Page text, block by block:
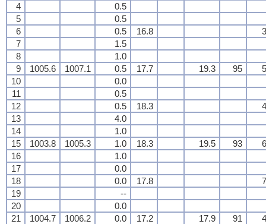
4
0.5
5
0.5
6
0.5 16.8
7
1.5
8
1.0
9
1005.6 1007.1 0.5 17.7 19.3 95
10
0.0
11
0.5
12
0.5 18.3
13
4.0
14
1.0
15
1003.8 1005.3 1.0 18.3 19.5 93
16
1.0
17
0.0
18
0.0 17.8
19
--
20
0.0
21
1004.7 1006.2 0.0 17.2 17.9 91